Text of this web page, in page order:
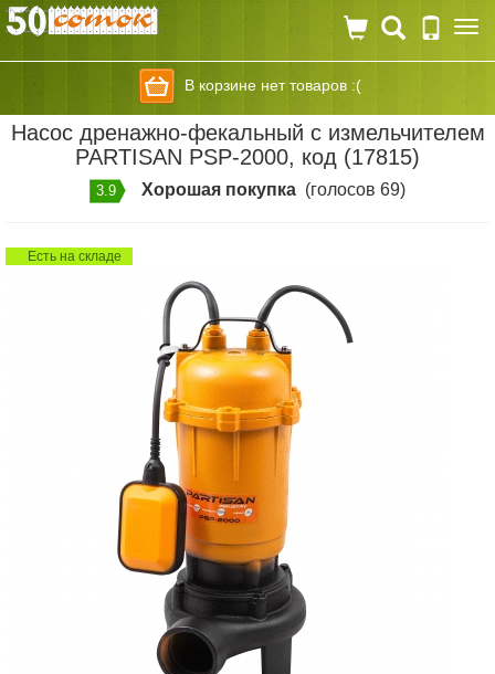
В корзине нет товаров :(
Насос дренажно-фекальный с измельчителем
PARTISAN PSP-2000, код (17815)
3.9 Хорошая покупка (голосов 69)
Есть на складе